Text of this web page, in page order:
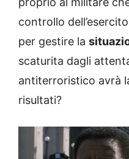
controllo
per gestire la
scaturita dagli
antiterroristico avrà
risultati?